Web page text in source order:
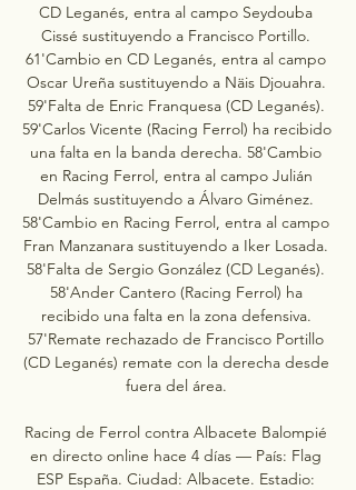
CD Leganés, entra al campo Seydouba
Cissé sustituyendo a Francisco Portillo.
61'Cambio en CD Leganés, entra al campo
Oscar Ureña sustituyendo a Näis Djouahra.
59'Falta de Enric Franquesa (CD Leganés).
59'Carlos Vicente (Racing Ferrol) ha recibido
una falta en la banda derecha. 58'Cambio
en Racing Ferrol, entra al campo Julián
Delmás sustituyendo a Álvaro Giménez.
58'Cambio en Racing Ferrol, entra al campo
Fran Manzanara sustituyendo a Iker Losada.
58'Falta de Sergio González (CD Leganés).
58'Ander Cantero (Racing Ferrol) ha
recibido una falta en la zona defensiva.
57'Remate rechazado de Francisco Portillo
(CD Leganés) remate con la derecha desde
fuera del área.
Racing de Ferrol contra Albacete Balompié
en directo online hace 4 días — País: Flag
ESP España. Ciudad: Albacete. Estadio: